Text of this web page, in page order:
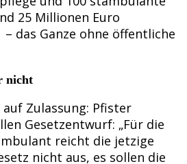
25 Millionen Euro
das Ganze ohne öffentliche
nicht
Zulassung: Pfister
Gesetzentwurf: „Für die
reicht die jetzige
nicht aus, es sollen die